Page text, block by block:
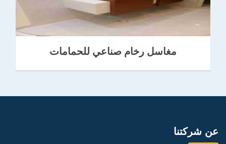
مغاسل رخام صناعي للحمامات
عن شركتنا